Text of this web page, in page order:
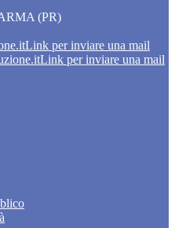
(PR)
Link per inviare una mail
Link per inviare una mail